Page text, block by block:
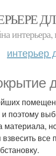
интерьер
поэтому
материала,